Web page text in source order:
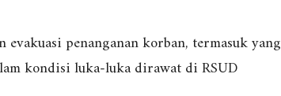
penanganan korban, termasuk yang
kondisi luka-luka dirawat di RSUD